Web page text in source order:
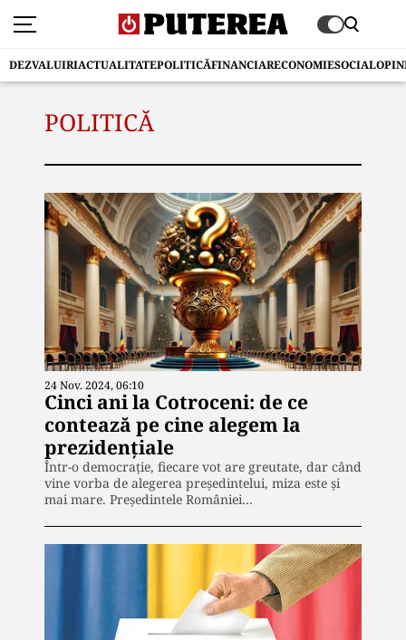
DEZVALUIRIACTUALITATEPOLITICĂFINANCIARECONOMIESOCIAL
POLITICĂ
24 Nov. 2024, 06:10
Cinci ani la Cotroceni: de ce
contează pe cine alegem la
prezidențiale
Într-o democrație, fiecare vot are greutate, dar când
vine vorba de alegerea președintelui, miza este și
mai mare. Președintele României…